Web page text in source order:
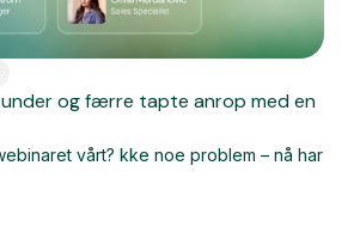
og færre tapte anrop med en
vårt? kke noe problem – nå har